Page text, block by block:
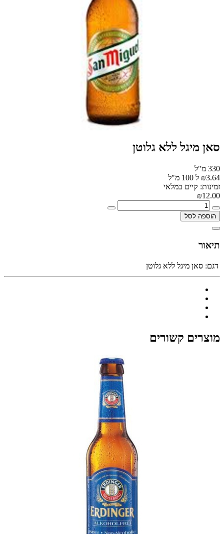
סאן מיגל ללא גלוטן
330 מ"ל
₪3.64 ל 100 מ"ל
זמינות: קיים במלאי
₪12.00
הוספה לסל
תיאור
דגם: סאן מיגל ללא גלוטן
מוצרים קשורים